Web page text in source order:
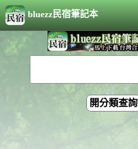
bluezz民宿筆記本
開分類查詢